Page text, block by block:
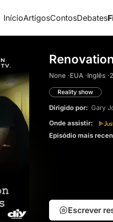
InícioArtigosContosDebates
None ·EUA ·Inglês ·
Reality show
Dirigido por: Gary
Onde assistir:
Episódio mais
Escrever